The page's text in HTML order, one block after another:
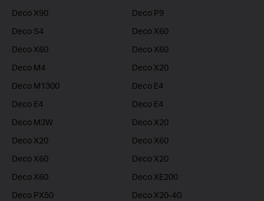
Deco X90
Deco P9
Deco S4
Deco X60
Deco X60
Deco X60
Deco M4
Deco X20
Deco M1300
Deco E4
Deco E4
Deco E4
Deco M3W
Deco X20
Deco X20
Deco X60
Deco X60
Deco X20
Deco X60
Deco XE200
Deco PX50
Deco X20-4G